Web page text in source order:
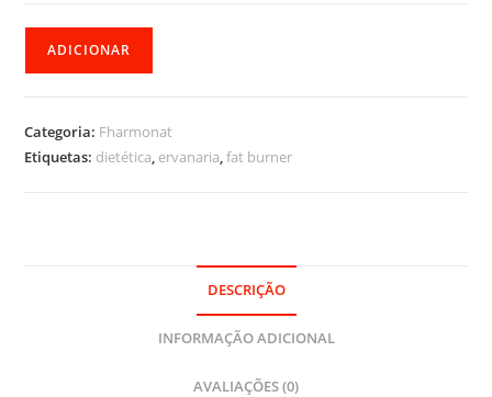
5
ADICIONAR
Categoria: Fharmonat
Etiquetas: dietética, ervanaria,fat burner
DESCRIÇÃO
INFORMAÇÃO ADICIONAL
AVALIAÇÕES (0)